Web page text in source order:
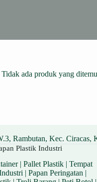
Tidak ada produk yang
Rambutan, Kec. Ciracas,
Plastik Industri
| Pallet Plastik| Tempat
| Papan Peringatan |